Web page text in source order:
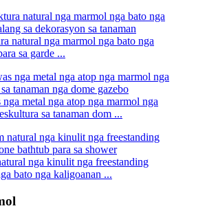
natural nga marmol nga bato nga
sa garde ...
nga metal nga atop nga marmol nga
sa tanaman dom ...
nga kinulit nga freestanding
bato nga kaligoanan ...